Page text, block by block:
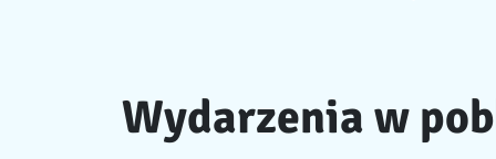
Wydarzenia w